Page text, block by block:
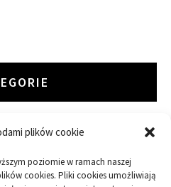
plików cookie
poziomie w ramach naszej
cookies. Pliki cookies umożliwiają